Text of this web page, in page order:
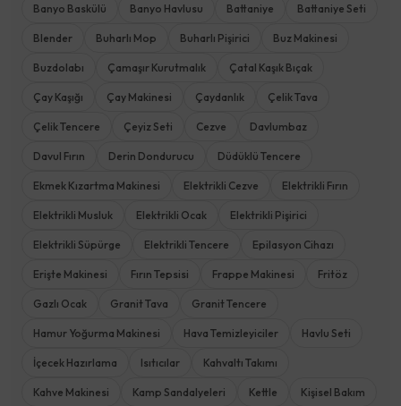
Banyo Baskülü Banyo Havlusu Battaniye Battaniye Seti
Blender Buharlı Mop Buharlı Pişirici Buz Makinesi
Buzdolabı Çamaşır Kurutmalık Çatal Kaşık Bıçak
Çay Kaşığı Çay Makinesi Çaydanlık Çelik Tava
Çelik Tencere Çeyiz Seti Cezve Davlumbaz
Davul Fırın Derin Dondurucu Düdüklü Tencere
Ekmek Kızartma Makinesi Elektrikli Cezve Elektrikli Fırın
Elektrikli Musluk Elektrikli Ocak Elektrikli Pişirici
Elektrikli Süpürge Elektrikli Tencere Epilasyon Cihazı
Erişte Makinesi Fırın Tepsisi Frappe Makinesi Fritöz
Gazlı Ocak Granit Tava Granit Tencere
Hamur Yoğurma Makinesi Hava Temizleyiciler Havlu Seti
İçecek Hazırlama Isıtıcılar Kahvaltı Takımı
Kahve Makinesi Kamp Sandalyeleri Kettle Kişisel Bakım